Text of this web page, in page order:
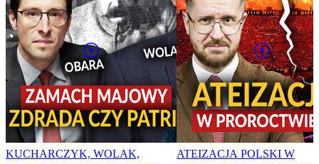
KUCHARCZYK, WOLAK,
ATEIZACJA POLSKI W